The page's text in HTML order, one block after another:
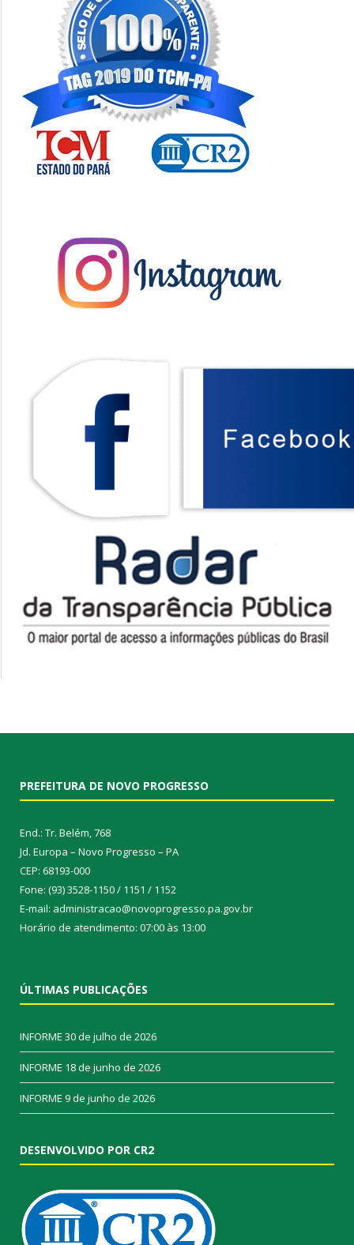
PREFEITURA DE NOVO PROGRESSO
End.: Tr. Belém, 768
Jd. Europa – Novo Progresso – PA
CEP: 68193-000
Fone: (93) 3528-1150 / 1151 / 1152
E-mail: administracao@novoprogresso.pa.gov.br
Horário de atendimento: 07:00 às 13:00
ÚLTIMAS PUBLICAÇÕES
INFORME 30 de julho de 2026
INFORME 18 de junho de 2026
INFORME 9 de junho de 2026
DESENVOLVIDO POR CR2